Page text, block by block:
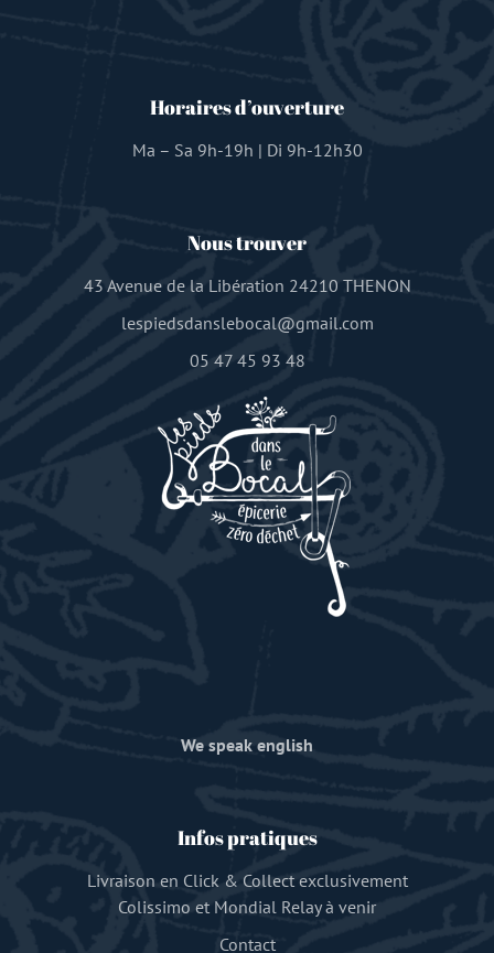
Horaires d’ouverture
Ma – Sa 9h-19h | Di 9h-12h30
Nous trouver
43 Avenue de la Libération 24210 THENON
lespiedsdanslebocal@gmail.com
05 47 45 93 48
We speak english
Infos pratiques
Livraison en Click & Collect exclusivement
Colissimo et Mondial Relay à venir
Contact